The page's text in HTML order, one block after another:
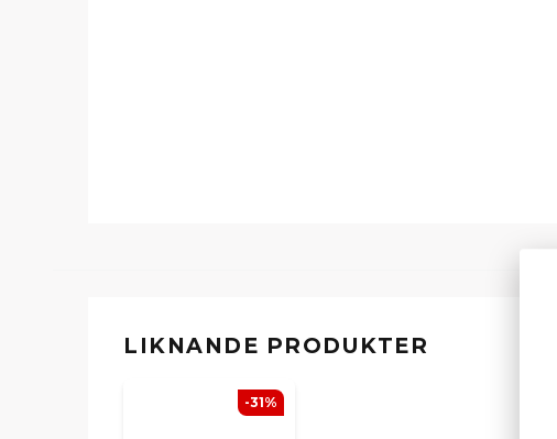
LIKNANDE PRODUKTER
-31%